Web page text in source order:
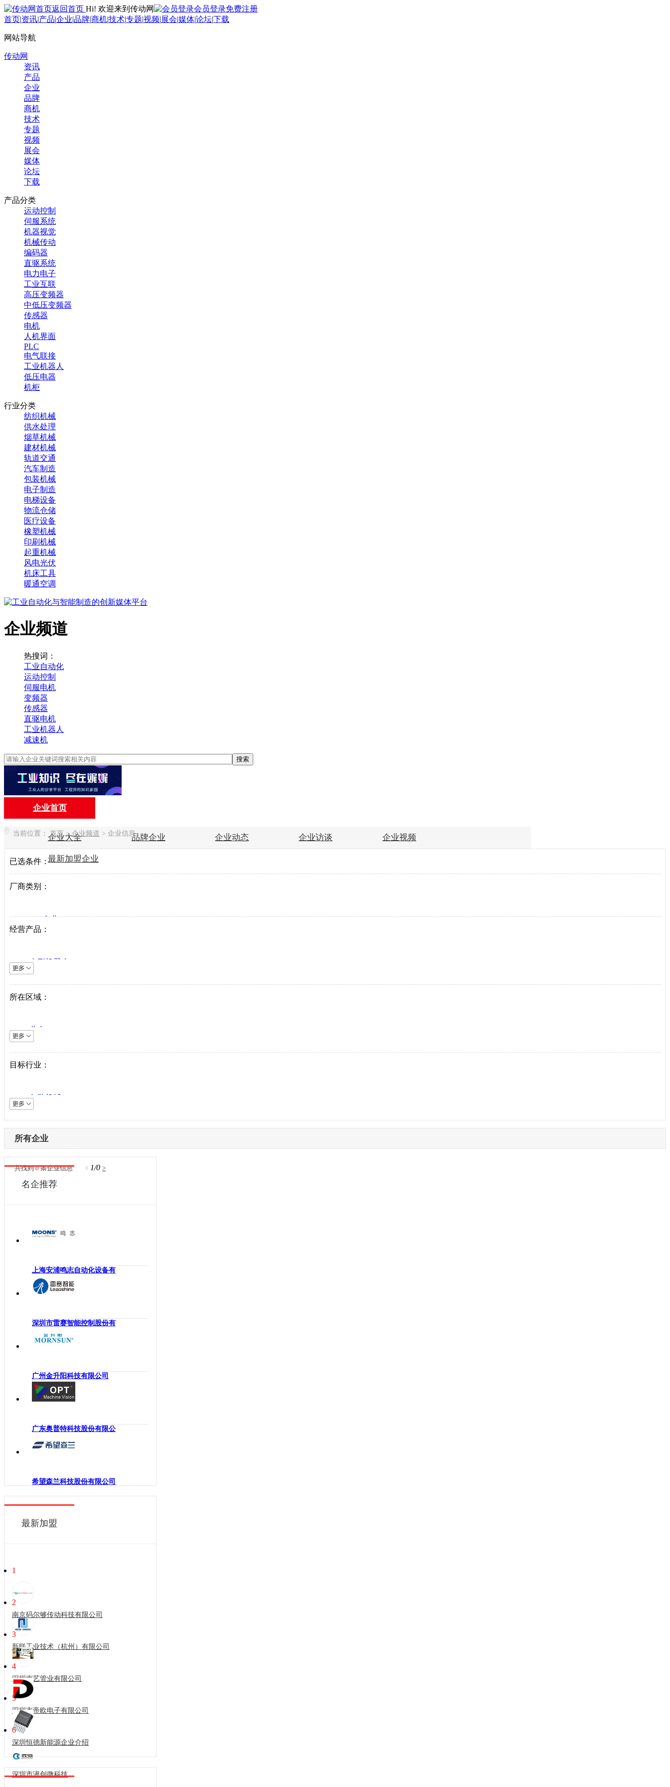
返回首页 Hi! 欢迎来到传动网 会员登录免费注册
首页|资讯|产品|企业|品牌|商机|技术|专题|视频|展会|媒体|论坛|下载
网站导航
传动网
资讯
产品
企业
品牌
商机
技术
专题
视频
展会
媒体
论坛
下载
产品分类
运动控制
伺服系统
机器视觉
机械传动
编码器
直驱系统
电力电子
工业互联
高压变频器
中低压变频器
传感器
电机
人机界面
PLC
电气联接
工业机器人
低压电器
机柜
行业分类
纺织机械
供水处理
烟草机械
建材机械
轨道交通
汽车制造
包装机械
电子制造
电梯设备
物流仓储
医疗设备
橡塑机械
印刷机械
起重机械
风电光伏
机床工具
暖通空调
企业频道
热搜词：
工业自动化
运动控制
伺服电机
变频器
传感器
直驱电机
工业机器人
减速机
搜索
企业首页
企业大全 品牌企业 企业动态 企业访谈 企业视频
最新加盟企业
当前位置： 首页 > 企业频道 > 企业信息
已选条件：
厂商类别：
VIP企业
生产商
系统集成商
经营产品：
人形机器人
逆变器
机床设备
直驱驱动器
工业机器人
伺服电机
中低压变频器
工业以太网
激光设备
其他机械设备
机器视觉
高压变频器
伺服驱动器
电气连接
传感器
运动控制
低压电器
工业交换机
机械传动
工业通讯
机柜
执行机构
电力电子
工业电机
所在区域：
北京
上海
天津
山西
内蒙古
辽宁
吉林
黑龙江
江苏
江西
河南
湖北
广西
海南
贵州
云南
西藏
甘肃
青海
新疆
澳门
台湾
目标行业：
包装机械
采矿机械
电子制造
纺织机械
供水处理
轨道交通
机床工具
起重机械
风电光伏
烟草机械
印刷机械
物流仓储
所有企业
共找到 0 条企业信息 < 1/0 >
名企推荐
上海安浦鸣志自动化设备有
深圳市雷赛智能控制股份有
广州金升阳科技有限公司
广东奥普特科技股份有限公
希望森兰科技股份有限公司
最新加盟
1
南京码尔够传动科技有限公司
2
新联工业技术（杭州）有限公司
3
深圳南艺管业有限公司
4
深圳市帝欧电子有限公司
5
深圳恒德新能源企业介绍
6
深圳市潜创微科技